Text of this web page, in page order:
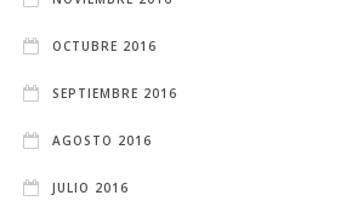
OCTUBRE 2016
SEPTIEMBRE 2016
AGOSTO 2016
JULIO 2016